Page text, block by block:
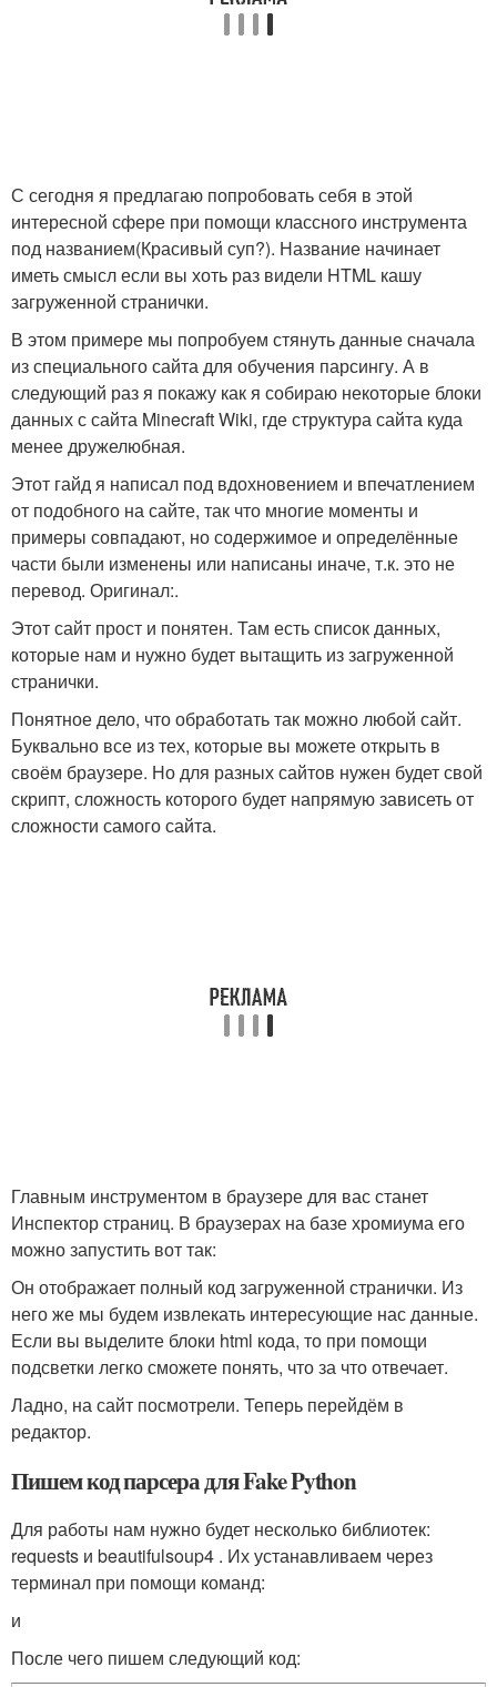
С сегодня я предлагаю попробовать себя в этой
интересной сфере при помощи классного инструмента
под названием(Красивый суп?). Название начинает
иметь смысл если вы хоть раз видели HTML кашу
загруженной странички.
В этом примере мы попробуем стянуть данные сначала
из специального сайта для обучения парсингу. А в
следующий раз я покажу как я собираю некоторые блоки
данных с сайта Minecraft Wiki, где структура сайта куда
менее дружелюбная.
Этот гайд я написал под вдохновением и впечатлением
от подобного на сайте, так что многие моменты и
примеры совпадают, но содержимое и определённые
части были изменены или написаны иначе, т.к. это не
перевод. Оригинал:.
Этот сайт прост и понятен. Там есть список данных,
которые нам и нужно будет вытащить из загруженной
странички.
Понятное дело, что обработать так можно любой сайт.
Буквально все из тех, которые вы можете открыть в
своём браузере. Но для разных сайтов нужен будет свой
скрипт, сложность которого будет напрямую зависеть от
сложности самого сайта.
Главным инструментом в браузере для вас станет
Инспектор страниц. В браузерах на базе хромиума его
можно запустить вот так:
Он отображает полный код загруженной странички. Из
него же мы будем извлекать интересующие нас данные.
Если вы выделите блоки html кода, то при помощи
подсветки легко сможете понять, что за что отвечает.
Ладно, на сайт посмотрели. Теперь перейдём в
редактор.
Пишем код парсера для Fake Python
Для работы нам нужно будет несколько библиотек:
requests и beautifulsoup4 . Их устанавливаем через
терминал при помощи команд:
и
После чего пишем следующий код: